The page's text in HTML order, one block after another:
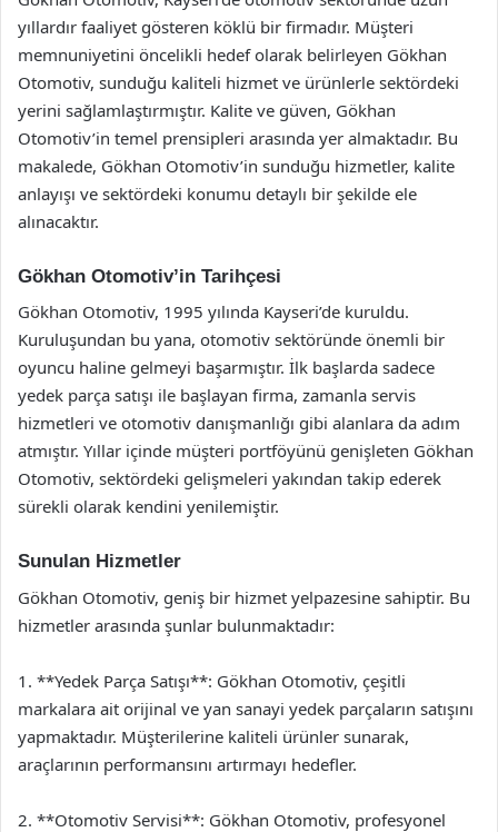
yıllardır faaliyet gösteren köklü bir firmadır. Müşteri
memnuniyetini öncelikli hedef olarak belirleyen Gökhan
Otomotiv, sunduğu kaliteli hizmet ve ürünlerle sektördeki
yerini sağlamlaştırmıştır. Kalite ve güven, Gökhan
Otomotiv’in temel prensipleri arasında yer almaktadır. Bu
makalede, Gökhan Otomotiv’in sunduğu hizmetler, kalite
anlayışı ve sektördeki konumu detaylı bir şekilde ele
alınacaktır.
Gökhan Otomotiv’in Tarihçesi
Gökhan Otomotiv, 1995 yılında Kayseri’de kuruldu.
Kuruluşundan bu yana, otomotiv sektöründe önemli bir
oyuncu haline gelmeyi başarmıştır. İlk başlarda sadece
yedek parça satışı ile başlayan firma, zamanla servis
hizmetleri ve otomotiv danışmanlığı gibi alanlara da adım
atmıştır. Yıllar içinde müşteri portföyünü genişleten Gökhan
Otomotiv, sektördeki gelişmeleri yakından takip ederek
sürekli olarak kendini yenilemiştir.
Sunulan Hizmetler
Gökhan Otomotiv, geniş bir hizmet yelpazesine sahiptir. Bu
hizmetler arasında şunlar bulunmaktadır:
1. **Yedek Parça Satışı**: Gökhan Otomotiv, çeşitli
markalara ait orijinal ve yan sanayi yedek parçaların satışını
yapmaktadır. Müşterilerine kaliteli ürünler sunarak,
araçlarının performansını artırmayı hedefler.
2. **Otomotiv Servisi**: Gökhan Otomotiv, profesyonel